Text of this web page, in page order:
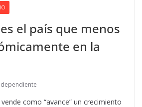
el país que menos
en la
como “avance” un crecimiento